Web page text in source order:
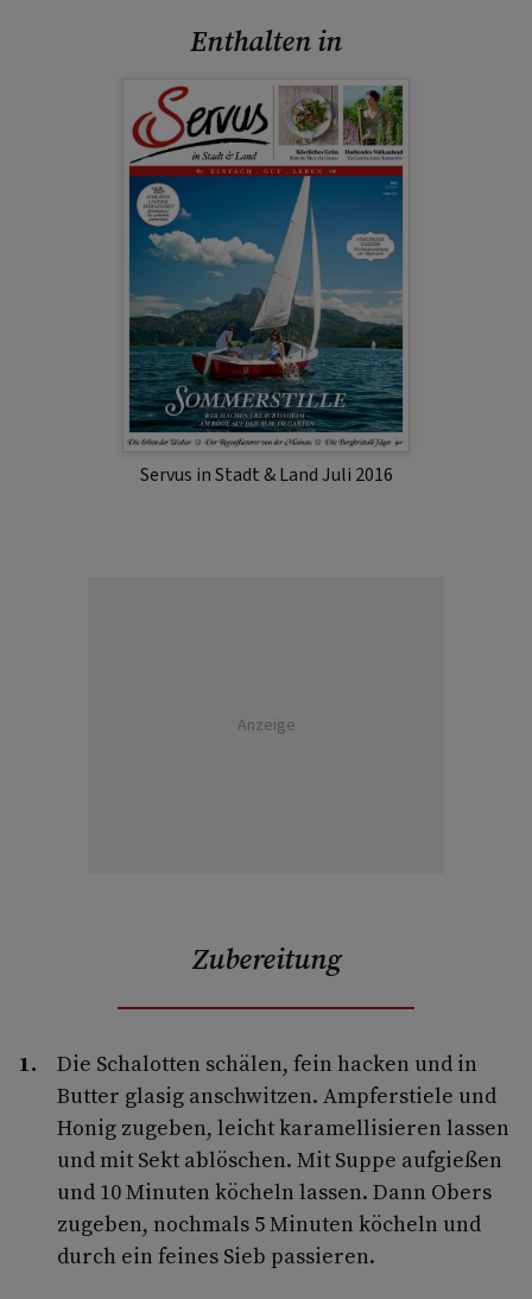
Enthalten in
Servus in Stadt & Land Juli 2016
Anzeige
Zubereitung
Die Schalotten schälen, fein hacken und in
Butter glasig anschwitzen. Ampferstiele und
Honig zugeben, leicht karamellisieren lassen
und mit Sekt ablöschen. Mit Suppe aufgießen
und 10 Minuten köcheln lassen. Dann Obers
zugeben, nochmals 5 Minuten köcheln und
durch ein feines Sieb passieren.